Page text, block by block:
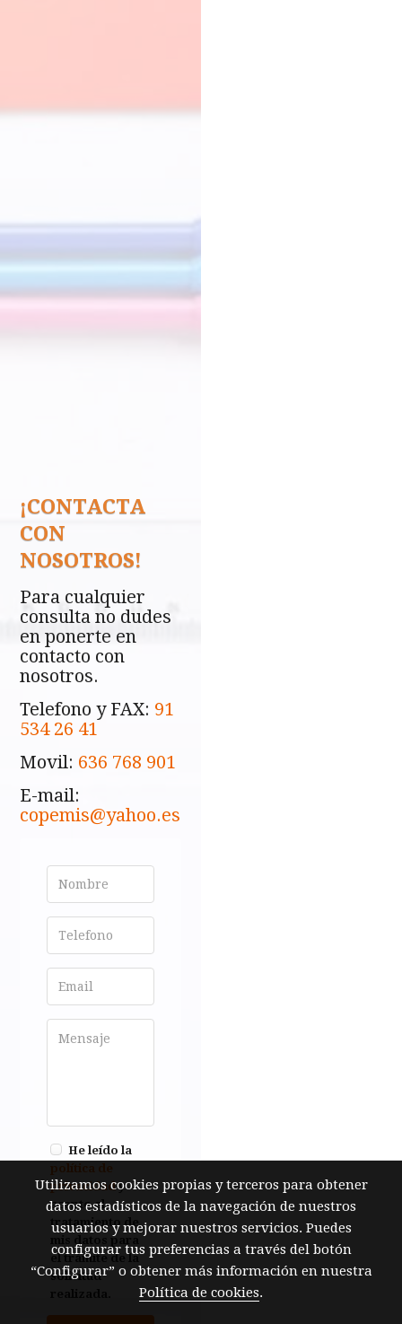
¡CONTACTA
CON
NOSOTROS!
Para cualquier
consulta no dudes
en ponerte en
contacto con
nosotros.
Telefono y FAX: 91
534 26 41
Movil: 636 768 901
E-mail:
copemis@yahoo.es
He leído la
política de
privacidady
acepto el
tratamiento de
mis datos para
el trámite de la
solicitud
Utilizamos cookies propias y terceros para obtener
datos estadísticos de la navegación de nuestros
usuarios y mejorar nuestros servicios. Puedes
configurar tus preferencias a través del botón
“Configurar” o obtener más información en nuestra
Política de cookies.